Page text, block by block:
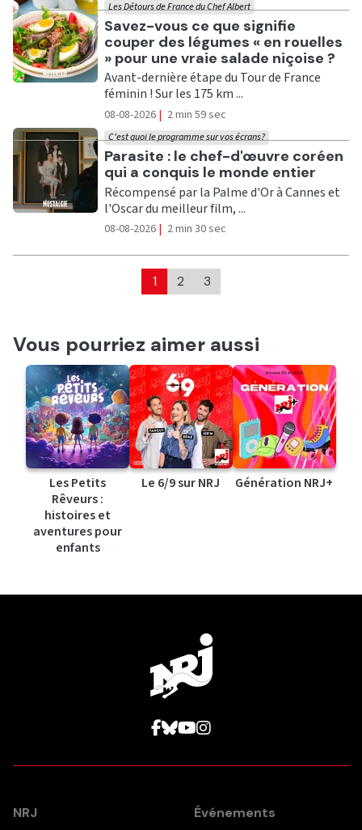
Ecouter
Savez-vous ce que signifie
couper des légumes « en rouelles
» pour une vraie salade niçoise ?
Les Détours de France du Chef Albert
Avant-dernière étape du Tour de France
féminin ! Sur les 175 km ...
08-08-2026 | 2 min 59 sec
Ecouter
Parasite : le chef-d'œuvre coréen
qui a conquis le monde entier
C'est quoi le programme sur vos écrans?
Récompensé par la Palme d'Or à Cannes et
l'Oscar du meilleur film, ...
08-08-2026 | 2 min 30 sec
1 2 3
Vous pourriez aimer aussi
Les Petits
Rêveurs :
histoires et
aventures pour
enfants
Le 6/9 sur NRJ Génération NRJ+
NRJ Événements